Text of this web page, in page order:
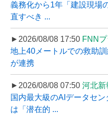
義務化から1年「建設現場
直すべき ...
►2026/08/08 17:50 FNN
地上40メートルでの救助
が連携
►2026/08/08 07:50 河北新
国内最大級のAIデータセ
は「潜在的 ...